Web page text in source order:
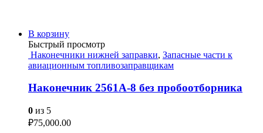
В корзину
Быстрый просмотр
Наконечники нижней заправки, Запасные части к
авиационным топливозаправщикам
Наконечник 2561А-8 без пробоотборника
0 из 5
₽75,000.00